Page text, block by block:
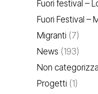
Fuori festival –
Fuori Festival –
Migranti (7)
News (193)
Non
Progetti (1)